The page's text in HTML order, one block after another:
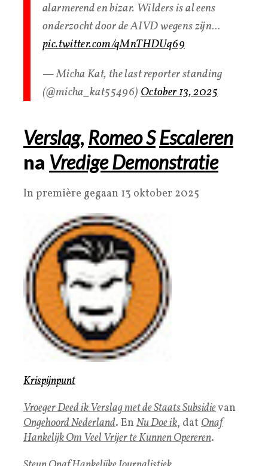
alarmerend en bizar. Wilders is al eens
onderzocht door de AIVD wegens zijn…
pic.twitter.com/qMnTHDUq69
— Micha Kat, the last reporter standing
(@micha_kat55496)October 13, 2025
Verslag, Romeo SEscaleren
na Vredige Demonstratie
In première gegaan 13 oktober 2025
Krispijnpunt
Vroeger Deed ik Verslag met de Staats Subsidievan
Ongehoord Nederland. En Nu Doe ik, dat Onaf
Hankelijk Om Veel Vrijer te Kunnen Opereren.